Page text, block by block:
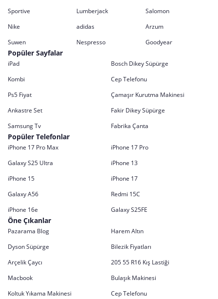
Sportive
Lumberjack
Salomon
Nike
adidas
Arzum
Suwen
Nespresso Goodyear
Popüler Sayfalar
iPad
Bosch Dikey Süpürge
Kombi
Cep Telefonu
Ps5 Fiyat
Çamaşır Kurutma Makinesi
Ankastre Set
Fakir Dikey Süpürge
Samsung Tv
Fabrika Çanta
Popüler Telefonlar
iPhone 17 Pro Max
iPhone 17 Pro
Galaxy S25 Ultra
iPhone 13
iPhone 15
iPhone 17
Galaxy A56
Redmi 15C
iPhone 16e
Galaxy S25FE
Öne Çıkanlar
Pazarama Blog
Harem Altın
Dyson Süpürge
Bilezik Fiyatları
Arçelik Çaycı
205 55 R16 Kış Lastiği
Macbook
Bulaşık Makinesi
Koltuk Yıkama Makinesi
Cep Telefonu